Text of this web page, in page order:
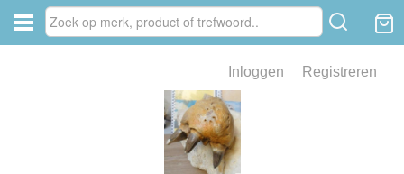
Inloggen Registreren
van fossielen en mineralen